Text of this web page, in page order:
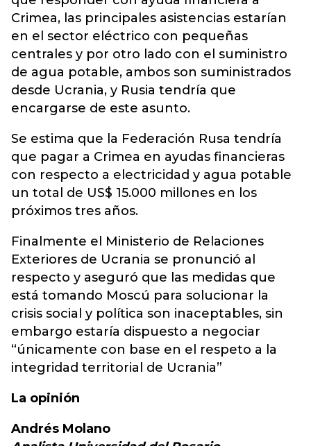
Crimea, las principales asistencias estarían
en el sector eléctrico con pequeñas
centrales y por otro lado con el suministro
de agua potable, ambos son suministrados
desde Ucrania, y Rusia tendría que
encargarse de este asunto.
Se estima que la Federación Rusa tendría
que pagar a Crimea en ayudas financieras
con respecto a electricidad y agua potable
un total de US$ 15.000 millones en los
próximos tres años.
Finalmente el Ministerio de Relaciones
Exteriores de Ucrania se pronunció al
respecto y aseguró que las medidas que
está tomando Moscú para solucionar la
crisis social y política son inaceptables, sin
embargo estaría dispuesto a negociar
“únicamente con base en el respeto a la
integridad territorial de Ucrania”
La opinión
Andrés Molano